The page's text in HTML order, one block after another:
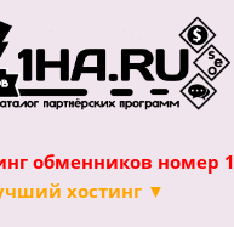
обменников номер 1
хостинг ▼